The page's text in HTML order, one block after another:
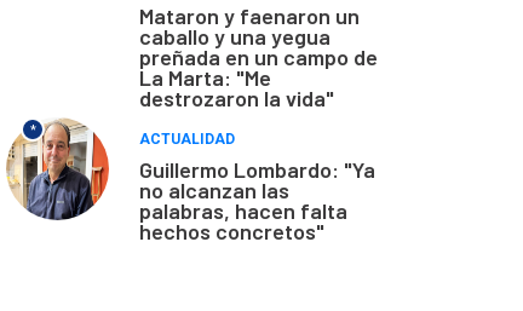
Mataron y faenaron un
caballo y una yegua
preñada en un campo de
La Marta: "Me
destrozaron la vida"
*
ACTUALIDAD
Guillermo Lombardo: "Ya
no alcanzan las
palabras, hacen falta
hechos concretos"